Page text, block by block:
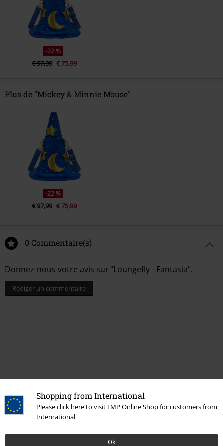
Shopping from International
Please click here to visit EMP Online Shop for customers from
International
Ok
-22 %
€ 97,99 € 75,99
Plus de "Mickey & Minnie Mouse"
-22 %
€ 97,99 € 75,99
0 Commentaire(s)
Donnez-nous votre avis sur "Loungefly - Fantasia".
Rédiger un commentaire
de réduction
Profitez d'une remise de 15 % en vous